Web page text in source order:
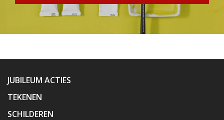
JUBILEUM ACTIES
TEKENEN
SCHILDEREN